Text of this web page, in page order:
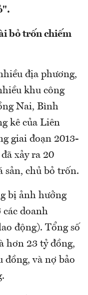
bỏ trốn chiếm
địa phương,
khu công
Nai, Bình
kê của Liên
giai đoạn 2013-
xảy ra 20
sản, chủ bỏ trốn.
bị ảnh hưởng
các doanh
động). Tổng số
hơn 23 tỷ đồng,
đồng, và nợ bảo